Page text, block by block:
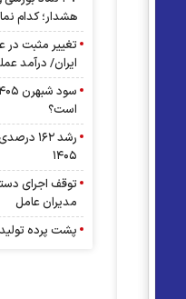
هشدار؛ کدام
تغییر مثبت در
ایران/ درآمد عملیاتی 80
است؟
رشد
۱۴۰۵
توقف اجرای
مدیران عامل
پشت پرده تولید روزانه ۲۰ تن